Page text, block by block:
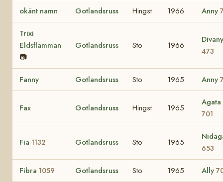
okänt namn Gotlandsruss Hingst 1966 Anny
Trixi
Eldsflamman
📷
Gotlandsruss Sto 1966
Divany
473
Fanny Gotlandsruss Sto 1965 Anny
Fax Gotlandsruss Hingst 1965
Agata
701
Fia 1132 Gotlandsruss Sto 1965
653
Fibra 1059 Gotlandsruss Sto 1965 Ally